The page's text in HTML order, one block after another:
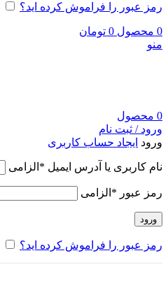
رمز عبور را فراموش کرده اید؟
0 محصول 0 تومان
منو
0 محصول
ورود / ثبت نام
ورود ایجاد حساب کاربری
نام کاربری یا آدرس ایمیل * الزامی
رمز عبور * الزامی
ورود
رمز عبور را فراموش کرده اید؟